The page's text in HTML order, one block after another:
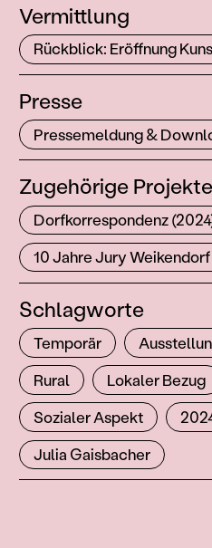
Vermittlung
Rückblick: Eröffnung
Presse
Pressemeldung &
Zugehörige Projekte
Dorfkorrespondenz
10 Jahre Jury
Schlagworte
Temporär
Rural
Lokaler Bezug
Sozialer Aspekt
Julia Gaisbacher